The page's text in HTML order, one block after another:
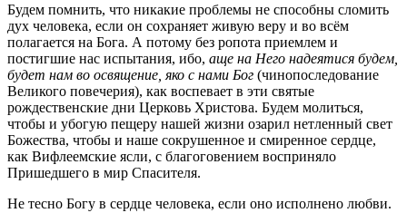
Будем помнить, что никакие проблемы не способны сломить
дух человека, если он сохраняет живую веру и во всём
полагается на Бога. А потому без ропота приемлем и
постигшие нас испытания, ибо, аще на Него надеятися будем,
будет нам во освящение, яко с нами Бог (чинопоследование
Великого повечерия), как воспевает в эти святые
рождественские дни Церковь Христова. Будем молиться,
чтобы и убогую пещеру нашей жизни озарил нетленный свет
Божества, чтобы и наше сокрушенное и смиренное сердце,
как Вифлеемские ясли, с благоговением восприняло
Пришедшего в мир Спасителя.
Не тесно Богу в сердце человека, если оно исполнено любви.